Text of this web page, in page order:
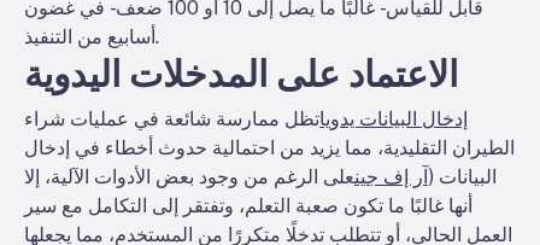
قابل للقياس - غالبًا ما يصل إلى 10 أو 100 ضعف - في غضون
أسابيع من التنفيذ.
الاعتماد على المدخلات اليدوية
إدخال البيانات يدوياتظل ممارسة شائعة في عمليات شراء
الطيران التقليدية، مما يزيد من احتمالية حدوث أخطاء في إدخال
البيانات (آر إف جينعلى الرغم من وجود بعض الأدوات الآلية، إلا
أنها غالبًا ما تكون صعبة التعلم، وتفتقر إلى التكامل مع سير
العمل الحالي، أو تتطلب تدخلًا متكررًا من المستخدم، مما يجعلها